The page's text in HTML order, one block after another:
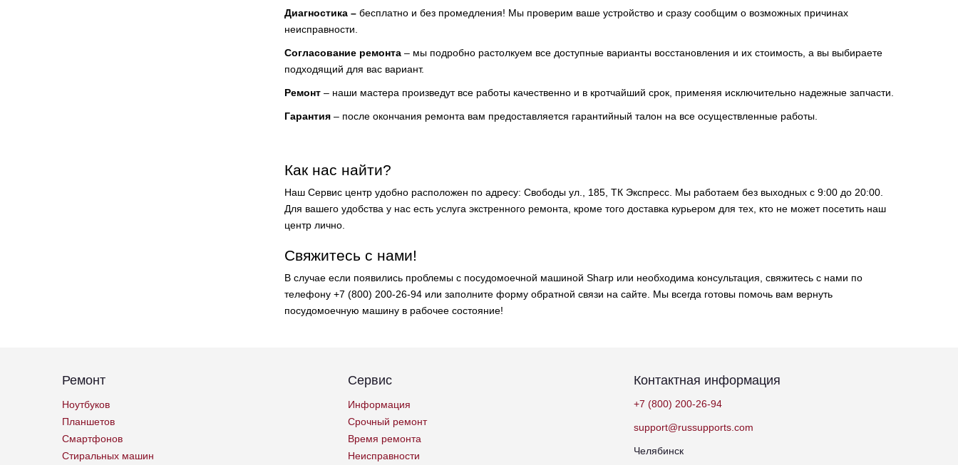
Диагностика – бесплатно и без промедления! Мы проверим ваше устройство и сразу сообщим о возможных причинах
неисправности.
Согласование ремонта – мы подробно растолкуем все доступные варианты восстановления и их стоимость, а вы выбираете
подходящий для вас вариант.
Ремонт – наши мастера произведут все работы качественно и в кротчайший срок, применяя исключительно надежные запчасти.
Гарантия – после окончания ремонта вам предоставляется гарантийный талон на все осуществленные работы.
Как нас найти?
Наш Сервис центр удобно расположен по адресу: Свободы ул., 185, ТК Экспресс. Мы работаем без выходных с 9:00 до 20:00.
Для вашего удобства у нас есть услуга экстренного ремонта, кроме того доставка курьером для тех, кто не может посетить наш
центр лично.
Свяжитесь с нами!
В случае если появились проблемы с посудомоечной машиной Sharp или необходима консультация, свяжитесь с нами по
телефону +7 (800) 200-26-94 или заполните форму обратной связи на сайте. Мы всегда готовы помочь вам вернуть
посудомоечную машину в рабочее состояние!
Ремонт
Ноутбуков
Планшетов
Смартфонов
Стиральных машин
Сервис
Информация
Срочный ремонт
Время ремонта
Неисправности
Контактная информация
+7 (800) 200-26-94
support@russupports.com
Челябинск